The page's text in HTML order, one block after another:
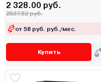
2 328.00 руб.
2537.52 руб.
от 58 руб. руб./мес.
Купить